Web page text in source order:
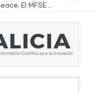
El MFSE ...